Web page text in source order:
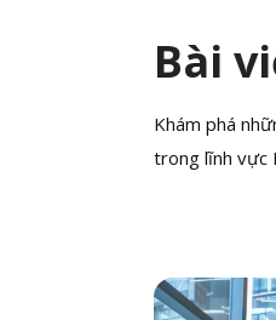
Bài
Khám phá
trong lĩnh vực